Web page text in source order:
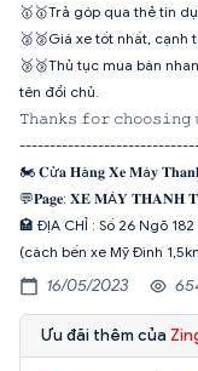
🥇🥇Trả góp qua thẻ tín
🥈🥈Giá xe tốt nhất, cạnh
🥉🥉Thủ tục mua bán
tên đổi chủ.
𝚃𝚑𝚊𝚗𝚔𝚜 𝚏𝚘𝚛 𝚌𝚑𝚘𝚘𝚜𝚒𝚗𝚐
🏍 𝐂ử𝐚 𝐇à𝐧𝐠 𝐗𝐞 𝐌á𝐲
💬𝐏𝐚𝐠𝐞: 𝐗𝐄 𝐌Á𝐘 𝐓𝐇𝐀𝐍𝐇
🏩 ĐỊA CHỈ : Số 26 Ngõ
(cách bến xe Mỹ Đình
16/05/2023
Ưu đãi thêm của